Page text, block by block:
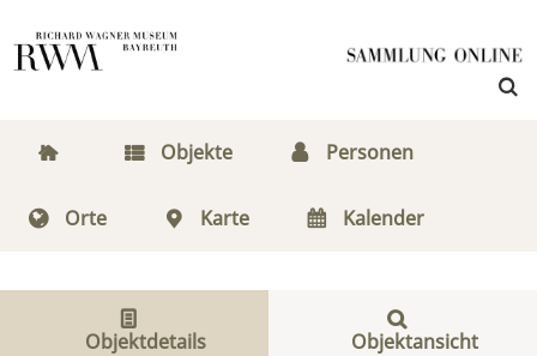
Objekte Personen
Orte Karte Kalender
Objektdetails Objektansicht